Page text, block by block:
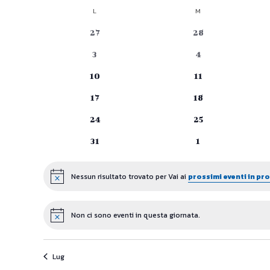
Calendario
L M
0
27
0
28
0
3
0
4
0
10
0
11
0
17
0
18
0
24
0
25
0
31
0
1
NoticeNessun risultato trovato per Vai ai prossimi eventi in
NoticeNon ci sono eventi in questa giornata.
Lug